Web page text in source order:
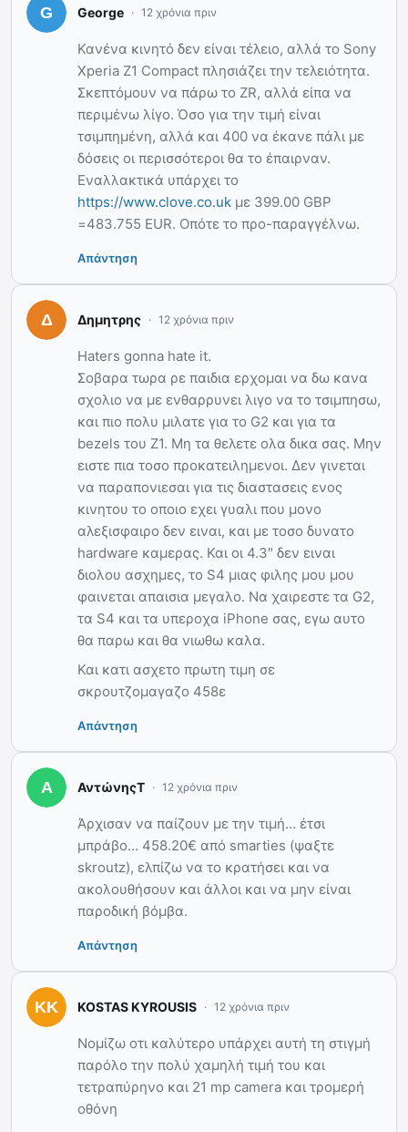
George 12 χρόνια πριν
Κανένα κινητό δεν είναι τέλειο, αλλά το Sony
Xperia Z1 Compact πλησιάζει την τελειότητα.
Σκεπτόμουν να πάρω το ΖR, αλλά είπα να
περιμένω λίγο. Όσο για την τιμή είναι
τσιμπημένη, αλλά και 400 να έκανε πάλι με
δόσεις οι περισσότεροι θα το έπαιρναν.
Εναλλακτικά υπάρχει το
https://www.clove.co.uk με 399.00 GBP
=483.755 EUR. Οπότε το προ-παραγγέλνω.
Απάντηση
Δημητρης 12 χρόνια πριν
Haters gonna hate it.
Σοβαρα τωρα ρε παιδια ερχομαι να δω κανα
σχολιο να με ενθαρρυνει λιγο να το τσιμπησω,
και πιο πολυ μιλατε για το G2 και για τα
bezels του Z1. Μη τα θελετε ολα δικα σας. Μην
ειστε πια τοσο προκατειλημενοι. Δεν γινεται
να παραπονιεσαι για τις διαστασεις ενος
κινητου το οποιο εχει γυαλι που μονο
αλεξισφαιρο δεν ειναι, και με τοσο δυνατο
hardware καμερας. Και οι 4.3″ δεν ειναι
διολου ασχημες, το S4 μιας φιλης μου μου
φαινεται απαισια μεγαλο. Να χαιρεστε τα G2,
τα S4 και τα υπεροχα iPhone σας, εγω αυτο
θα παρω και θα νιωθω καλα.
Και κατι ασχετο πρωτη τιμη σε
σκρουτζομαγαζο 458ε
Απάντηση
ΑντώνηςΤ 12 χρόνια πριν
Άρχισαν να παίζουν με την τιμή… έτσι
μπράβο… 458.20€ από smarties (ψαξτε
skroutz), ελπίζω να το κρατήσει και να
ακολουθήσουν και άλλοι και να μην είναι
παροδική βόμβα.
Απάντηση
KOSTAS KYROUSIS 12 χρόνια πριν
Νομίζω οτι καλύτερο υπάρχει αυτή τη στιγμή
παρόλο την πολύ χαμηλή τιμή του και
τετραπύρηνο και 21 mp camera και τρομερή
οθόνη